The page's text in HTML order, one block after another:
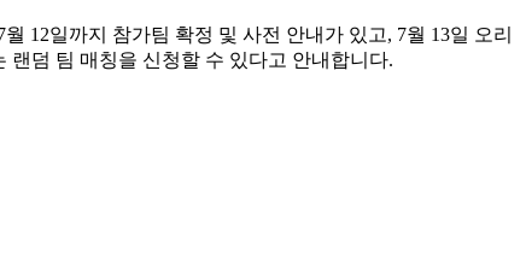
12일까지 참가팀 확정 및 사전 안내가 있고, 7월 13일 오리
랜덤 팀 매칭을 신청할 수 있다고 안내합니다.